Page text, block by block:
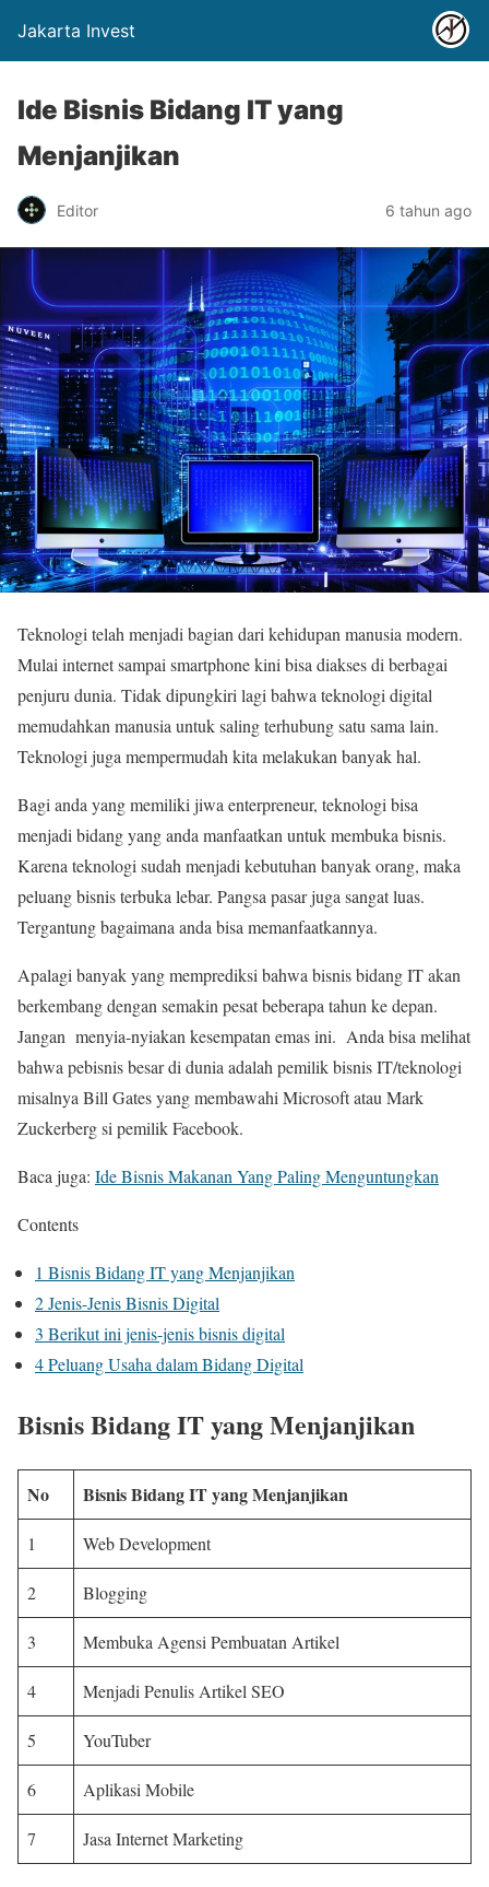
Jakarta Invest
Ide Bisnis Bidang IT yang
Menjanjikan
Editor 6 tahun ago
Teknologi telah menjadi bagian dari kehidupan manusia modern.
Mulai internet sampai smartphone kini bisa diakses di berbagai
penjuru dunia. Tidak dipungkiri lagi bahwa teknologi digital
memudahkan manusia untuk saling terhubung satu sama lain.
Teknologi juga mempermudah kita melakukan banyak hal.
Bagi anda yang memiliki jiwa enterpreneur, teknologi bisa
menjadi bidang yang anda manfaatkan untuk membuka bisnis.
Karena teknologi sudah menjadi kebutuhan banyak orang, maka
peluang bisnis terbuka lebar. Pangsa pasar juga sangat luas.
Tergantung bagaimana anda bisa memanfaatkannya.
Apalagi banyak yang memprediksi bahwa bisnis bidang IT akan
berkembang dengan semakin pesat beberapa tahun ke depan.
Jangan menyia-nyiakan kesempatan emas ini. Anda bisa melihat
bahwa pebisnis besar di dunia adalah pemilik bisnis IT/teknologi
misalnya Bill Gates yang membawahi Microsoft atau Mark
Zuckerberg si pemilik Facebook.
Baca juga: Ide Bisnis Makanan Yang Paling Menguntungkan
Contents
1 Bisnis Bidang IT yang Menjanjikan
2Jenis-Jenis Bisnis Digital
3 Berikut ini jenis-jenis bisnis digital
4Peluang Usaha dalam Bidang Digital
Bisnis Bidang IT yang Menjanjikan
No Bisnis Bidang IT yang Menjanjikan
1 Web Development
2 Blogging
3 Membuka Agensi Pembuatan Artikel
4 Menjadi Penulis Artikel SEO
5 YouTuber
6 Aplikasi Mobile
7 Jasa Internet Marketing